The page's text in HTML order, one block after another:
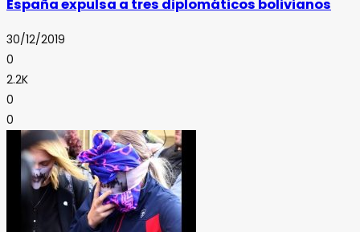
España expulsa a tres diplomáticos bolivianos
30/12/2019
0
2.2K
0
0